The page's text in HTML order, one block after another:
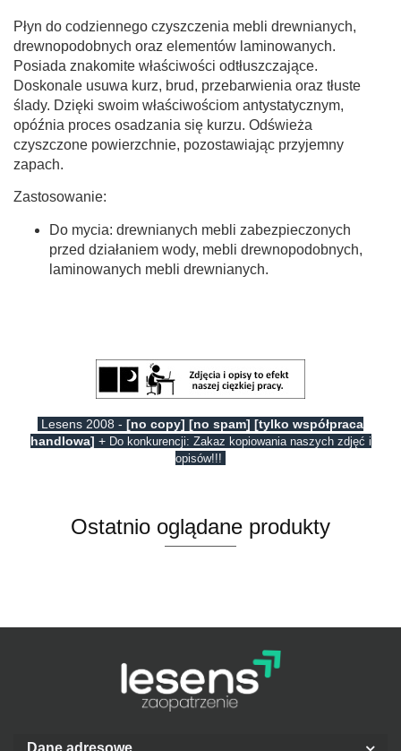
Płyn do codziennego czyszczenia mebli drewnianych,
drewnopodobnych oraz elementów laminowanych.
Posiada znakomite właściwości odtłuszczające.
Doskonale usuwa kurz, brud, przebarwienia oraz tłuste
ślady. Dzięki swoim właściwościom antystatycznym,
opóźnia proces osadzania się kurzu. Odświeża
czyszczone powierzchnie, pozostawiając przyjemny
zapach.
Zastosowanie:
Do mycia: drewnianych mebli zabezpieczonych
przed działaniem wody, mebli drewnopodobnych,
laminowanych mebli drewnianych.
Lesens 2008 - [no copy] [no spam] [tylko współpraca
handlowa] + Do konkurencji: Zakaz kopiowania naszych zdjęć i
opisów!!!
Ostatnio oglądane produkty